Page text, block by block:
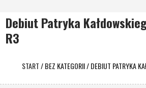
Debiut Patryka
R3
START/BEZ KATEGORII/DEBIUT PATRYKA